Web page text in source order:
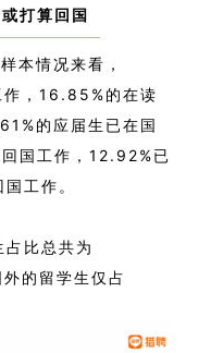
打算回国
本情况来看，
，16.85%的在读
的应届生已在国
国工作，12.92%已
工作。
比总共为
的留学生仅占